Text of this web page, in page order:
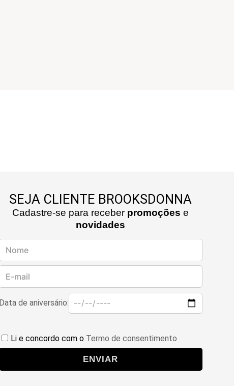
SEJA CLIENTE BROOKSDONNA
Cadastre-se para receber promoções e
novidades
Data de aniversário:
Li e concordo com o Termo de consentimento
ENVIAR